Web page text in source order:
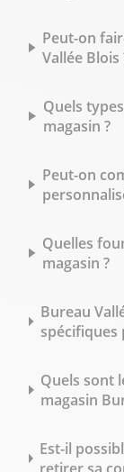
Peut-on
Vallée Blois
Quels
magasin ?
Peut-on
Quelles
magasin ?
Bureau
spécifiques
Quels sont
magasin
Est-il